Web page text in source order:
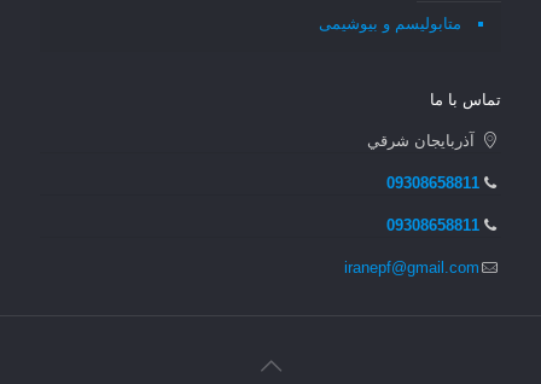
متابولیسم و بیوشیمی
تماس با ما
آذربايجان شرقي
09308658811
09308658811
iranepf@gmail.com